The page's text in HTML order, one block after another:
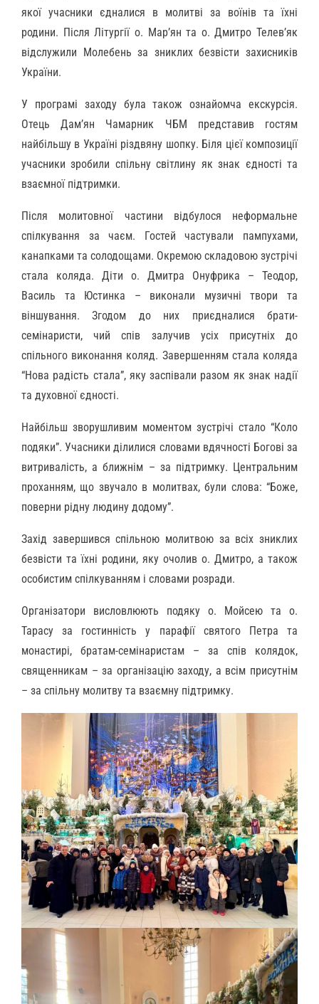
якої учасники єдналися в молитві за воїнів та їхні
родини. Після Літургії о. Мар’ян та о. Дмитро Телев’як
відслужили Молебень за зниклих безвісти захисників
України.
У програмі заходу була також ознайомча екскурсія.
Отець Дам’ян Чамарник ЧБМ представив гостям
найбільшу в Україні різдвяну шопку. Біля цієї композиції
учасники зробили спільну світлину як знак єдності та
взаємної підтримки.
Після молитовної частини відбулося неформальне
спілкування за чаєм. Гостей частували пампухами,
канапками та солодощами. Окремою складовою зустрічі
стала коляда. Діти о. Дмитра Онуфрика – Теодор,
Василь та Юстинка – виконали музичні твори та
віншування. Згодом до них приєдналися брати-
семінаристи, чий спів залучив усіх присутніх до
спільного виконання коляд. Завершенням стала коляда
“Нова радість стала”, яку заспівали разом як знак надії
та духовної єдності.
Найбільш зворушливим моментом зустрічі стало “Коло
подяки”. Учасники ділилися словами вдячності Богові за
витривалість, а ближнім – за підтримку. Центральним
проханням, що звучало в молитвах, були слова: “Боже,
поверни рідну людину додому”.
Захід завершився спільною молитвою за всіх зниклих
безвісти та їхні родини, яку очолив о. Дмитро, а також
особистим спілкуванням і словами розради.
Організатори висловлюють подяку о. Мойсею та о.
Тарасу за гостинність у парафії святого Петра та
монастирі, братам-семінаристам – за спів колядок,
священникам – за організацію заходу, а всім присутнім
– за спільну молитву та взаємну підтримку.